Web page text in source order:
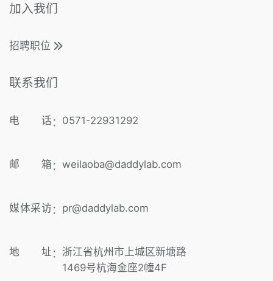
加入我们
招聘职位
联系我们
电 话 ： 0571-22931292
邮 箱 ： weilaoba@daddylab.com
媒体采访 ： pr@daddylab.com
地 址 ： 浙江省杭州市上城区新塘路
1469号杭海金座2幢4F